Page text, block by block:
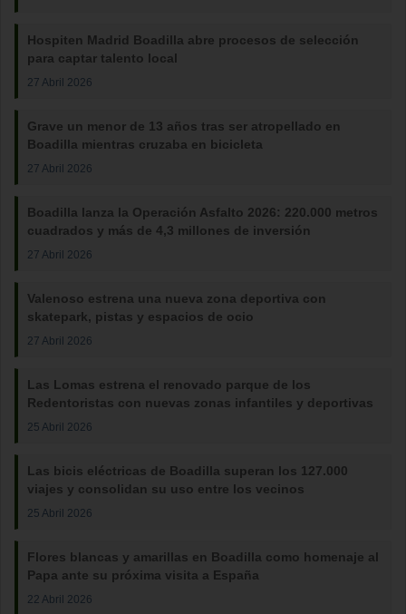
Hospiten Madrid Boadilla abre procesos de selección
para captar talento local
27 Abril 2026
Grave un menor de 13 años tras ser atropellado en
Boadilla mientras cruzaba en bicicleta
27 Abril 2026
Boadilla lanza la Operación Asfalto 2026: 220.000 metros
cuadrados y más de 4,3 millones de inversión
27 Abril 2026
Valenoso estrena una nueva zona deportiva con
skatepark, pistas y espacios de ocio
27 Abril 2026
Las Lomas estrena el renovado parque de los
Redentoristas con nuevas zonas infantiles y deportivas
25 Abril 2026
Las bicis eléctricas de Boadilla superan los 127.000
viajes y consolidan su uso entre los vecinos
25 Abril 2026
Flores blancas y amarillas en Boadilla como homenaje al
Papa ante su próxima visita a España
22 Abril 2026